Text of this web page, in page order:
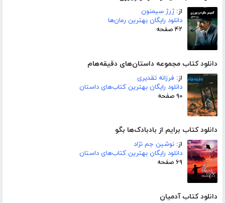
از:ژرژ سیمنون
دانلود رایگان بهترین رمان‌ها
۴۲ صفحه
دانلود کتاب مجموعه داستان‌های دقیقه‌هام
از: فرزانه تقدیری
دانلود رایگان بهترین کتاب‌های داستان
۹۰ صفحه
دانلود کتاب برایم از بادبادک‌ها بگو
از: نوشین جم نژاد
دانلود رایگان بهترین کتاب‌های داستان
۶۹ صفحه
دانلود کتاب آدمیان